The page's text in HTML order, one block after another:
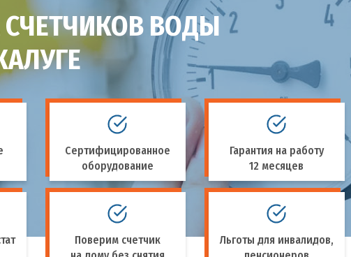
ВОДЫ
Сертифицированное
оборудование
Гарантия на работу
12 месяцев
Поверим счетчик
Льготы для инвалидов,